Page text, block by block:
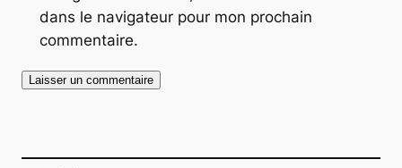
dans le navigateur pour mon prochain
commentaire.